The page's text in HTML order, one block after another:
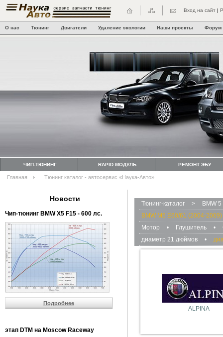
Вход на сайт |
О нас Тюнинг Двигатели Удаление экологии Наши проекты Форум
ЧИП-ТЮНИНГ RAPID МОДУЛЬ РЕМОНТ ЭБУ
Главная Тюнинг каталог - автосервис «Наука-Авто»
Новости
Чип-тюнинг BMW Х5 F15 - 600 лс.
Подробнее
этап DTM на Moscow Raceway
Тюнинг-каталог >
BMW
BMW M5 E60/61 (2004-2009)
Мотор
• Глушитель •
диаметр 21 дюймов
•
ALPINA